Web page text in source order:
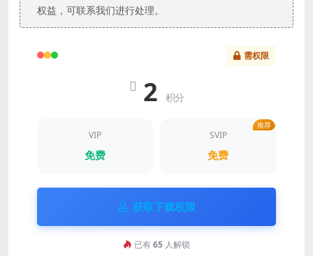
权益，可联系我们进行处理。
需权限
2 积分
VIP
免费
推荐
SVIP
免费
获取下载权限
已有65人解锁